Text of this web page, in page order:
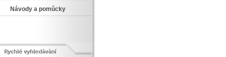
Návody a pomůcky